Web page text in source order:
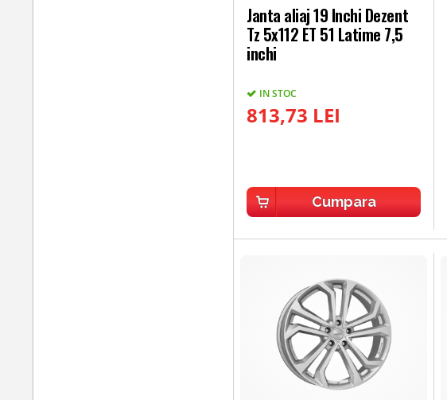
Janta aliaj 19 Inchi Dezent
Tz 5x112 ET 51 Latime 7,5
inchi
IN STOC
813,73 LEI
Cumpara